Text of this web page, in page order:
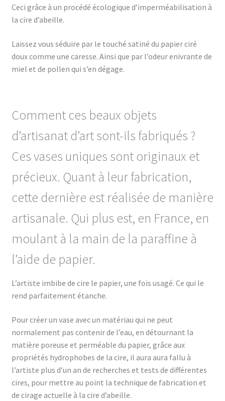
Ceci grâce à un procédé écologique d’imperméabilisation à
la cire d’abeille.
Laissez vous séduire par le touché satiné du papier ciré
doux comme une caresse. Ainsi que par l’odeur enivrante de
miel et de pollen qui s’en dégage.
Comment ces beaux objets
d’artisanat d’art sont-ils fabriqués ?
Ces vases uniques sont originaux et
précieux. Quant à leurfabrication,
cette dernière est réalisée de manière
artisanale. Qui plus est, en France, en
moulant à la main de la paraffine à
l’aide de papier.
L’artiste imbibe de cire le papier, une fois usagé. Ce qui le
rend parfaitement étanche.
Pour créer un vase avec un matériau qui ne peut
normalement pas contenir de l’eau, en détournant la
matière poreuse et perméable du papier, grâce aux
propriétés hydrophobes de la cire, il aura aura fallu à
l’artiste plus d’un an de recherches et tests de différentes
cires, pour mettre au point la technique de fabrication et
de cirage actuelle à la cire d’abeille.